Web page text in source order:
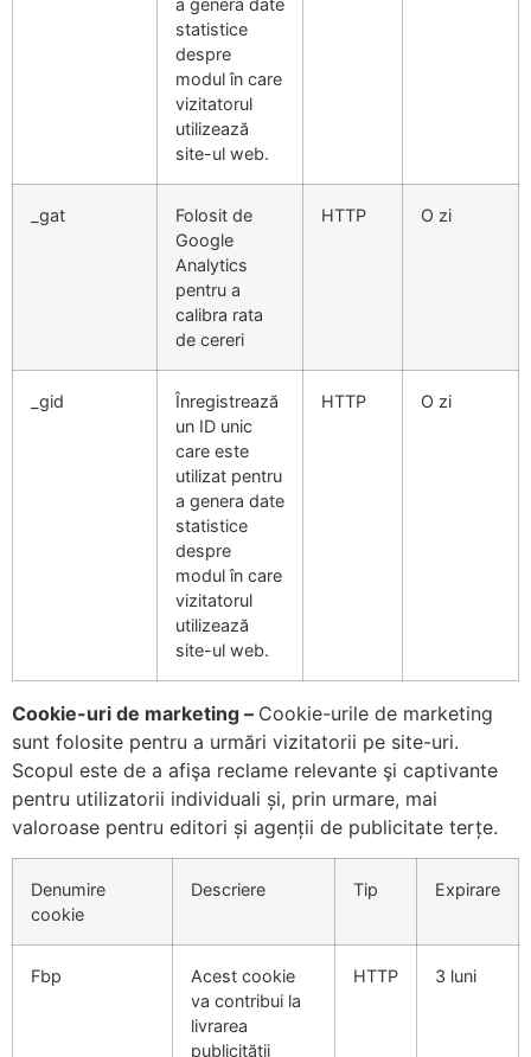
statistice
despre
modul în care
vizitatorul
utilizează
site-ul web.
_gat
Folosit de
Google
Analytics
pentru a
calibra rata
de cereri
HTTP O zi
_gid
Înregistrează
un ID unic
care este
utilizat pentru
a genera date
statistice
despre
modul în care
vizitatorul
utilizează
site-ul web.
HTTP O zi
Cookie-uri de marketing – Cookie-urile de marketing
sunt folosite pentru a urmări vizitatorii pe site-uri.
Scopul este de a afişa reclame relevante şi captivante
pentru utilizatorii individuali și, prin urmare, mai
valoroase pentru editori și agenții de publicitate terțe.
Denumire
cookie
Descriere Tip Expirare
Fbp
Acest cookie
va contribui la
livrarea
publicității
HTTP 3 luni